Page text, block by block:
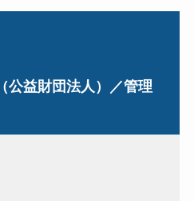
公益財団法人）／管理